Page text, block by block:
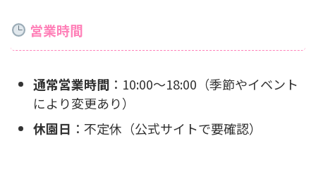
営業時間
通常営業時間 ：10:00〜18:00（季節やイベント
により変更あり）
休園日 ：不定休（公式サイトで要確認）